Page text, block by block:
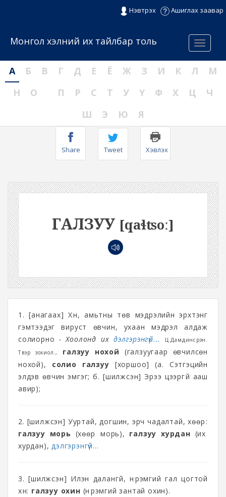
Нэвтрэх Ашиглах заавар
Menu
Монгол хэлний их тайлбар толь
А Б В Г Д Е Ё Ж З И К Л
М
Н
О П Р С Т У Ү Ф Х Ц
Ч
Ш
Э Ю Я
Share Tweet Хэвлэх
ГАЛЗУУ [qaɬʦoː]
1. [анагаах] Хүн, амьтны төв мэдрэлийн эрхтэнг
гэмтээдэг вируст өвчин, ухаан мэдрэл алдаж
солиорно- Хоолонд их дэлгэрэнгүй...
Ц.Дамдинсүрэн.
Түүвэр зохиол.,
галзуу нохой (галзуугаар өвчилсөн
нохой), солио галзуу [хоршоо] (а. Сэтгэцийн
элдэв өвчин эмгэг; б. [шилжсэн] Эрээ цээргүй ааш
авир);
2. [шилжсэн] Ууртай, догшин, эрч чадалтай, хөөрүү:
галзуу морь (хөөрүү морь), галзуу хурдан (их
хурдан),дэлгэрэнгүй...
3. [шилжсэн] Илэн далангүй, нүүрэмгий гал цогтой
хүн: галзуу охин (нүүрэмгий зантай охин).